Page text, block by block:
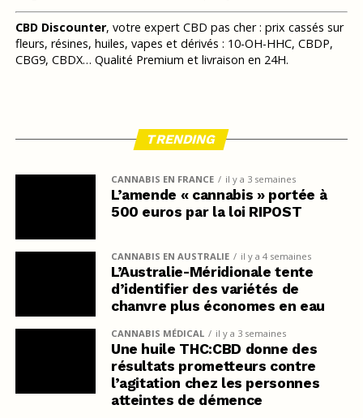
CBD Discounter, votre expert CBD pas cher : prix cassés sur
fleurs, résines, huiles, vapes et dérivés : 10-OH-HHC, CBDP,
CBG9, CBDX… Qualité Premium et livraison en 24H.
TRENDING
CANNABIS EN FRANCE il y a 3 semaines
L’amende « cannabis » portée à
500 euros par la loi RIPOST
CANNABIS EN AUSTRALIE il y a 4 semaines
L’Australie-Méridionale tente
d’identifier des variétés de
chanvre plus économes en eau
CANNABIS MÉDICAL il y a 3 semaines
Une huile THC:CBD donne des
résultats prometteurs contre
l’agitation chez les personnes
atteintes de démence